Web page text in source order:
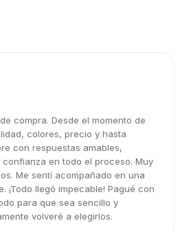
compra. Desde el momento de
colores, precio y hasta
con respuestas amables,
en todo el proceso. Muy
Me sentí acompañado en una
¡Todo llegó impecable! Pagué con
para que sea sencillo y
volveré a elegirlos.